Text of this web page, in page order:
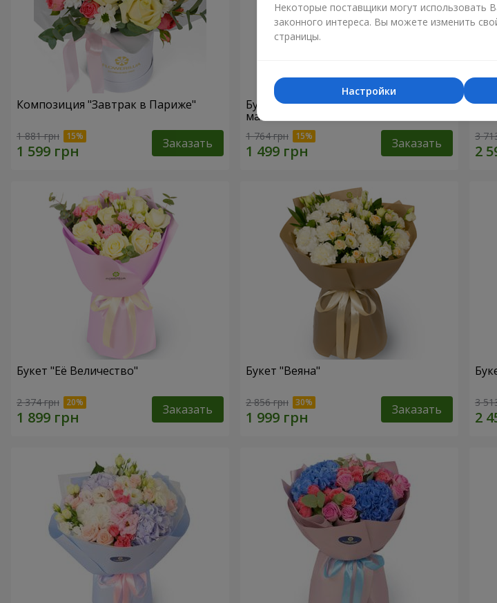
Композиция "Завтрак в Париже"
1 881 грн Заказать
Букет "Грезы" с конфетами "Любимой
маме"
1 764 грн Заказать 3
Букет "Её Величество"
2 374 грн Заказать
Букет "Веяна"
2 856 грн Заказать 3
Некоторые поставщики могут использовать
законного интереса. Вы можете изменить
страницы.
Настройки